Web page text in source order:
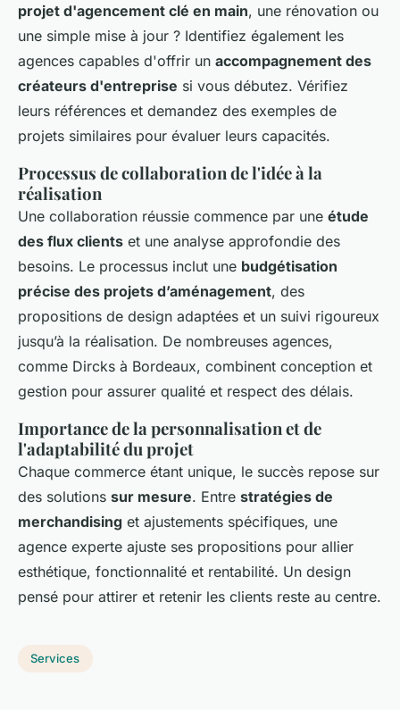
projet d'agencement clé en main, une rénovation ou
une simple mise à jour ? Identifiez également les
agences capables d'offrir un accompagnement des
créateurs d'entreprise si vous débutez. Vérifiez
leurs références et demandez des exemples de
projets similaires pour évaluer leurs capacités.
Processus de collaboration de l'idée à la
réalisation
Une collaboration réussie commence par une étude
des flux clients et une analyse approfondie des
besoins. Le processus inclut une budgétisation
précise des projets d’aménagement, des
propositions de design adaptées et un suivi rigoureux
jusqu’à la réalisation. De nombreuses agences,
comme Dircks à Bordeaux, combinent conception et
gestion pour assurer qualité et respect des délais.
Importance de la personnalisation et de
l'adaptabilité du projet
Chaque commerce étant unique, le succès repose sur
des solutions sur mesure. Entre stratégies de
merchandising et ajustements spécifiques, une
agence experte ajuste ses propositions pour allier
esthétique, fonctionnalité et rentabilité. Un design
pensé pour attirer et retenir les clients reste au centre.
Services